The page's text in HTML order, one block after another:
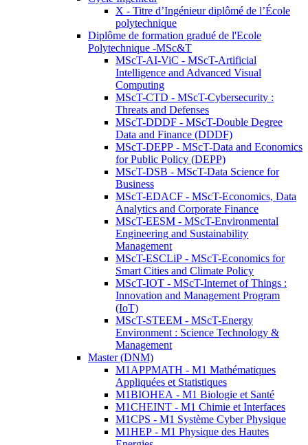
X - Titre d’Ingénieur diplômé de l’École
polytechnique
Diplôme de formation gradué de l'Ecole
Polytechnique -MSc&T
MScT-AI-ViC - MScT-Artificial
Intelligence and Advanced Visual
Computing
MScT-CTD - MScT-Cybersecurity :
Threats and Defenses
MScT-DDDF - MScT-Double Degree
Data and Finance (DDDF)
MScT-DEPP - MScT-Data and Economics
for Public Policy (DEPP)
MScT-DSB - MScT-Data Science for
Business
MScT-EDACF - MScT-Economics, Data
Analytics and Corporate Finance
MScT-EESM - MScT-Environmental
Engineering and Sustainability
Management
MScT-ESCLiP - MScT-Economics for
Smart Cities and Climate Policy
MScT-IOT - MScT-Internet of Things :
Innovation and Management Program
(IoT)
MScT-STEEM - MScT-Energy
Environment : Science Technology &
Management
Master (DNM)
M1APPMATH - M1 Mathématiques
Appliquées et Statistiques
M1BIOHEA - M1 Biologie et Santé
M1CHEINT - M1 Chimie et Interfaces
M1CPS - M1 Système Cyber Physique
M1HEP - M1 Physique des Hautes